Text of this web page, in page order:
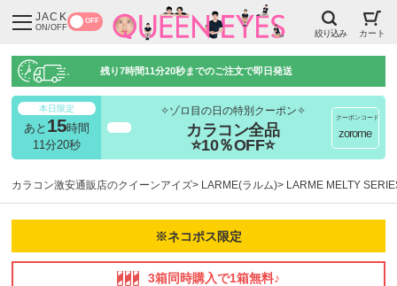
JACK
ON/OFF
OFF
絞り込み カート
残り7時間11分19秒までのご注文で即日発送
本日限定
あと 15時間
11分19秒
✧ゾロ目の日の特別クーポン✧
カラコン全品
⭐10％OFF⭐
クーポンコード
zorome
カラコン激安通販店のクイーンアイズ LARME(ラルム) LARME MELTY
※ネコポス限定
3箱同時購入で1箱無料♪